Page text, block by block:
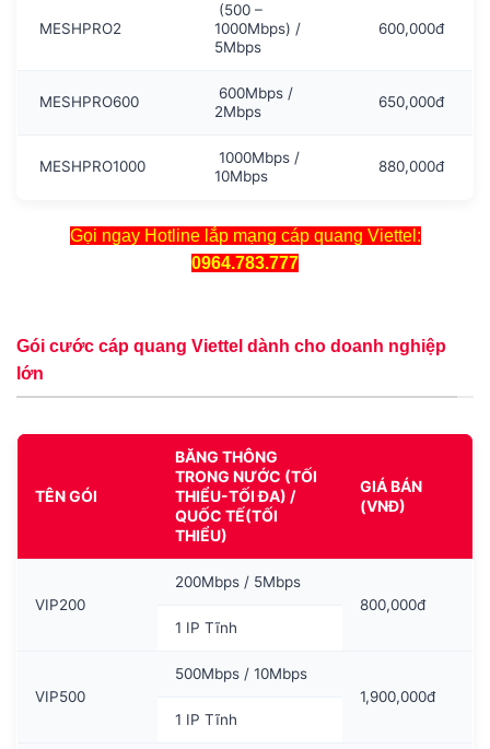
MESHPRO2
(500 –
1000Mbps) /
5Mbps
600,000đ
MESHPRO600
600Mbps /
2Mbps
650,000đ
MESHPRO1000
1000Mbps /
10Mbps
880,000đ
Gọi ngay Hotline lắp mạng cáp quang Viettel:
0964.783.777
Gói cước cáp quang Viettel dành cho doanh nghiệp
lớn
TÊN GÓI
BĂNG THÔNG
TRONG NƯỚC (TỐI
THIỂU-TỐI ĐA) /
QUỐC TẾ(TỐI
THIỂU)
GIÁ BÁN
(VNĐ)
VIP200
200Mbps / 5Mbps
800,000đ
1 IP Tĩnh
VIP500
500Mbps / 10Mbps
1,900,000đ
1 IP Tĩnh